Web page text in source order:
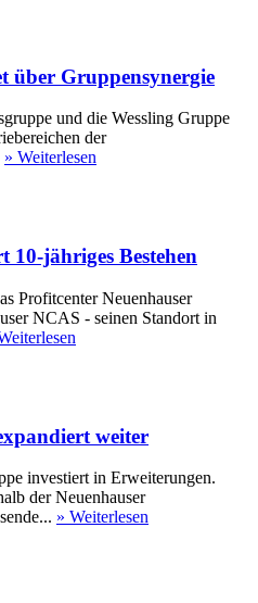
über Gruppensynergie
und die Wessling Gruppe
der
» Weiterlesen
10-jähriges Bestehen
Profitcenter Neuenhauser
NCAS - seinen Standort in
weiter
investiert in Erweiterungen.
der Neuenhauser
» Weiterlesen